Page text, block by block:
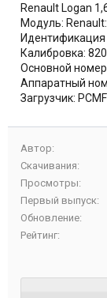
н
и
я
Renault Logan
Модуль:
Идентификация
Калибровка:
Основной
Аппаратный
Загрузчик:
Автор
Скачивания
Просмотры
Первый выпуск
Обновление
Рейтинг